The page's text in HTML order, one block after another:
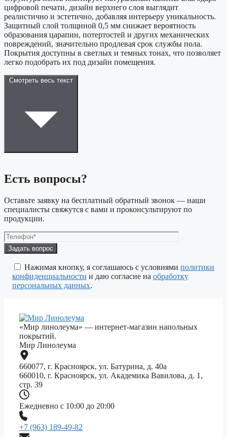
цифровой печати, дизайн верхнего слоя выглядит
реалистично и эстетично, добавляя интерьеру уникальность.
Защитный слой толщиной 0,5 мм снижает вероятность
образования царапин, потертостей и других механических
повреждений, значительно продлевая срок службы пола.
Покрытия доступны в светлых и темных тонах, что позволяет
легко подобрать их под дизайн помещения.
Смотреть весь текст
Есть вопросы?
Оставьте заявку на бесплатный обратный звонок — наши
специалисты свяжутся с вами и проконсультируют по
продукции.
Оставьте
это
поле
пустым.
Нажимая кнопку, я соглашаюсь с условиями политики
конфиденциальности и даю согласие на обработку
персональных данных.
«Мир линолеума» — интернет-магазин напольных
покрытий.
Мир Линолеума
660077, г. Красноярск, ул. Батурина, д. 40а
660010, г. Красноярск, ул. Академика Вавилова, д. 1,
стр. 39
Ежедневно с 10:00 до 20:00
+7 (963) 189-49-82